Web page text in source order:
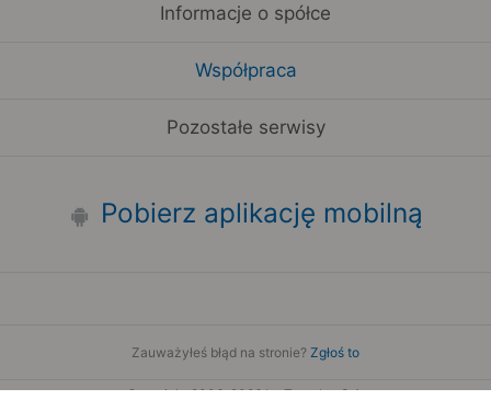
Informacje o spółce
Współpraca
Pozostałe serwisy
Pobierz aplikację mobilną
Zauważyłeś błąd na stronie? Zgłoś to
Copyright 2006-2026 by Teroplan S.A.